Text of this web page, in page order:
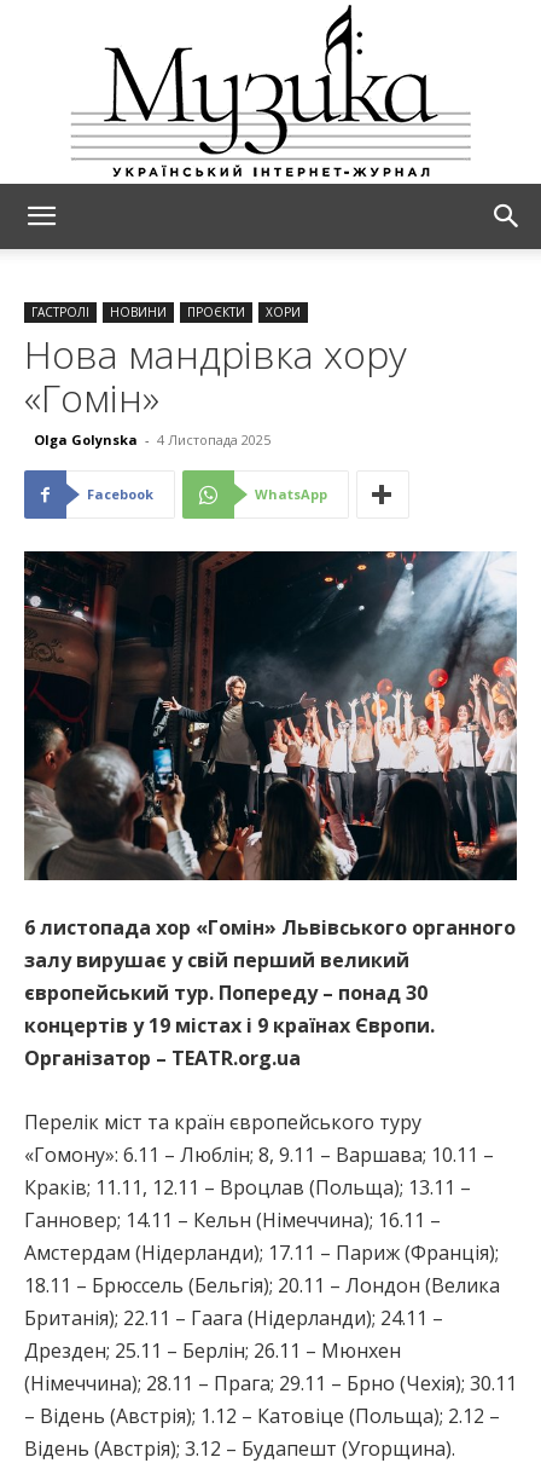
ГАСТРОЛІ НОВИНИ ПРОЄКТИ ХОРИ
Нова мандрівка хору
«Гомін»
Olga Golynska - 4 Листопада 2025
Facebook WhatsApp
6 листопада хор «Гомін» Львівського органного
залу вирушає у свій перший великий
європейський тур. Попереду – понад 30
концертів у 19 містах і 9 країнах Європи.
Організатор – TEATR.org.ua
Перелік міст та країн європейського туру
«Гомону»: 6.11 – Люблін; 8, 9.11 – Варшава; 10.11 –
Краків; 11.11, 12.11 – Вроцлав (Польща); 13.11 –
Ганновер; 14.11 – Кельн (Німеччина); 16.11 –
Амстердам (Нідерланди); 17.11 – Париж (Франція);
18.11 – Брюссель (Бельгія); 20.11 – Лондон (Велика
Британія); 22.11 – Гаага (Нідерланди); 24.11 –
Дрезден; 25.11 – Берлін; 26.11 – Мюнхен
(Німеччина); 28.11 – Прага; 29.11 – Брно (Чехія); 30.11
– Відень (Австрія); 1.12 – Катовіце (Польща); 2.12 –
Відень (Австрія); 3.12 – Будапешт (Угорщина).